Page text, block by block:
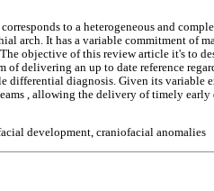
to a heterogeneous and
arch. It has a variable commitment of
objective of this review article it's to
of delivering an up to date reference
differential diagnosis. Given its variable
, allowing the delivery of timely early
development, craniofacial anomalies